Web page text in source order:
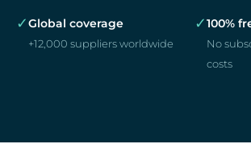
✓Global coverage
+12,000 suppliers worldwide
✓100%
No
costs